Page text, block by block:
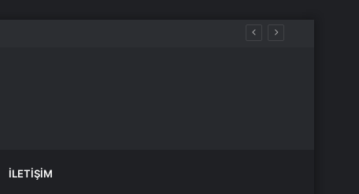
İLETIŞIM